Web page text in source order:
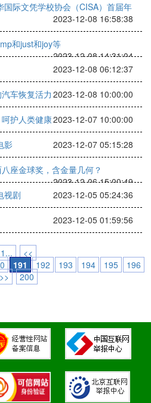
际文凭学校协会（CISA）首届年
2023-12-08 16:58:38
和just和joy等
2023-12-08 14:31:04
2023-12-08 06:12:37
车恢复活力 2023-12-08 10:00:00
护人类健康2023-12-07 10:00:00
影 2023-12-07 05:15:28
座金球奖，含金量几何？
2023-12-06 15:00:49
视剧
2023-12-05 05:24:36
2023-12-05 01:59:56
1...
<<
191 192 193 194 195
196
>>
200